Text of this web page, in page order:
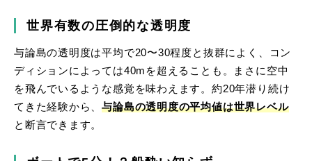
世界有数の圧倒的な透明度
与論島の透明度は平均で20〜30程度と抜群によく、コン
ディションによっては40mを超えることも。まさに空中
を飛んでいるような感覚を味わえます。約20年潜り続け
てきた経験から、与論島の透明度の平均値は世界レベル
と断言できます。